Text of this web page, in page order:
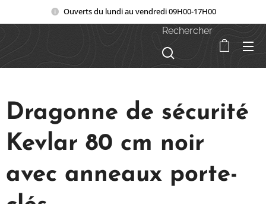
Ouverts du lundi au vendredi 09H00-17H00
Rechercher
Dragonne de sécurité
Kevlar 80 cm noir
avec anneaux porte-